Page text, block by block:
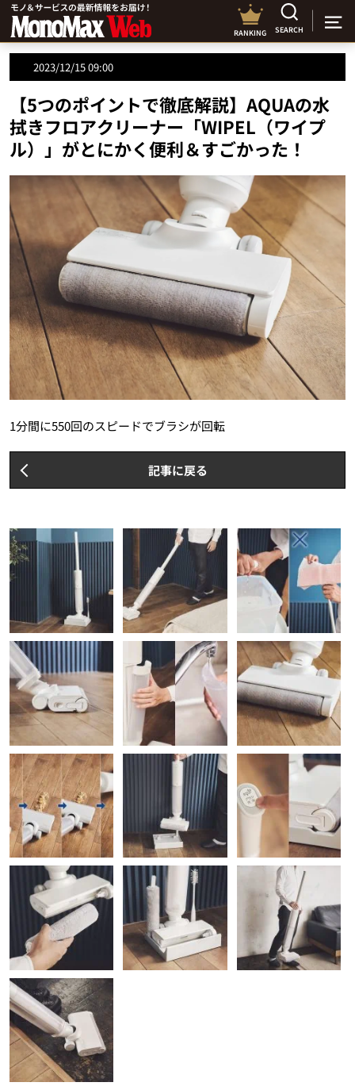
RANKING SEARCH
2023/12/15 09:00
【5つのポイントで徹底解説】AQUAの水
拭きフロアクリーナー「WIPEL（ワイプ
ル）」がとにかく便利＆すごかった！
1分間に550回のスピードでブラシが回転
記事に戻る